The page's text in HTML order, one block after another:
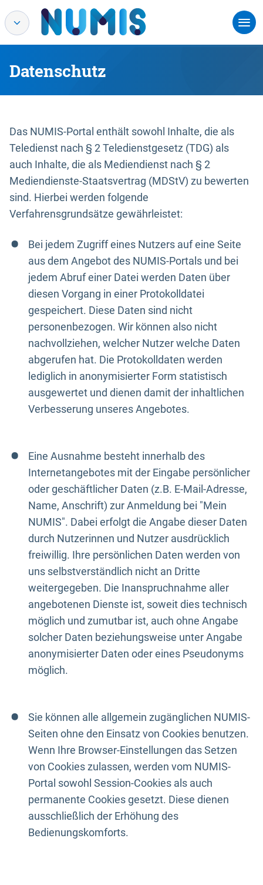
Datenschutz
Das NUMIS-Portal enthält sowohl Inhalte, die als
Teledienst nach § 2 Teledienstgesetz (TDG) als
auch Inhalte, die als Mediendienst nach § 2
Mediendienste-Staatsvertrag (MDStV) zu bewerten
sind. Hierbei werden folgende
Verfahrensgrundsätze gewährleistet:
Bei jedem Zugriff eines Nutzers auf eine Seite
aus dem Angebot des NUMIS-Portals und bei
jedem Abruf einer Datei werden Daten über
diesen Vorgang in einer Protokolldatei
gespeichert. Diese Daten sind nicht
personenbezogen. Wir können also nicht
nachvollziehen, welcher Nutzer welche Daten
abgerufen hat. Die Protokolldaten werden
lediglich in anonymisierter Form statistisch
ausgewertet und dienen damit der inhaltlichen
Verbesserung unseres Angebotes.
Eine Ausnahme besteht innerhalb des
Internetangebotes mit der Eingabe persönlicher
oder geschäftlicher Daten (z.B. E-Mail-Adresse,
Name, Anschrift) zur Anmeldung bei "Mein
NUMIS". Dabei erfolgt die Angabe dieser Daten
durch Nutzerinnen und Nutzer ausdrücklich
freiwillig. Ihre persönlichen Daten werden von
uns selbstverständlich nicht an Dritte
weitergegeben. Die Inanspruchnahme aller
angebotenen Dienste ist, soweit dies technisch
möglich und zumutbar ist, auch ohne Angabe
solcher Daten beziehungsweise unter Angabe
anonymisierter Daten oder eines Pseudonyms
möglich.
Sie können alle allgemein zugänglichen NUMIS-
Seiten ohne den Einsatz von Cookies benutzen.
Wenn Ihre Browser-Einstellungen das Setzen
von Cookies zulassen, werden vom NUMIS-
Portal sowohl Session-Cookies als auch
permanente Cookies gesetzt. Diese dienen
ausschließlich der Erhöhung des
Bedienungskomforts.